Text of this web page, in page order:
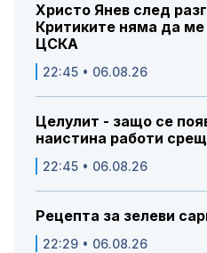
Христо Янев след
Критиките няма да
ЦСКА
22:45 • 06.08.26
Целулит - защо се
наистина работи
22:45 • 06.08.26
Рецепта за зелеви
22:29 • 06.08.26